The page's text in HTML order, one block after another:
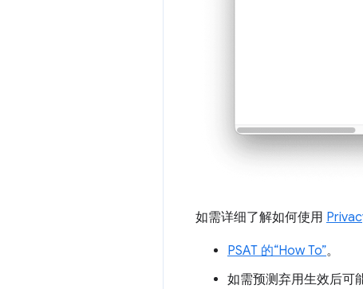
如需详细了解如何使用
PSAT 的“How To”。
如需预测弃用生效后可